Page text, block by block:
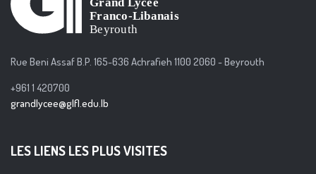
Rue Beni Assaf B.P. 165-636 Achrafieh 1100 2060 - Beyrouth
+961 1 420700
grandlycee@glfl.edu.lb
LES LIENS LES PLUS VISITES